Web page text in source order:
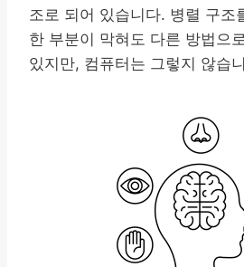
조로 되어 있습니다. 병렬 구조
한 부분이 막혀도 다른 방법으
있지만, 컴퓨터는 그렇지 않습